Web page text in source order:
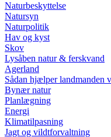
Naturbeskyttelse
Natursyn
Naturpolitik
Hav og kyst
Skov
Lysåben natur & ferskvand
Agerland
Sådan hjælper landmanden
Bynær natur
Planlægning
Energi
Klimatilpasning
Jagt og vildtforvaltning